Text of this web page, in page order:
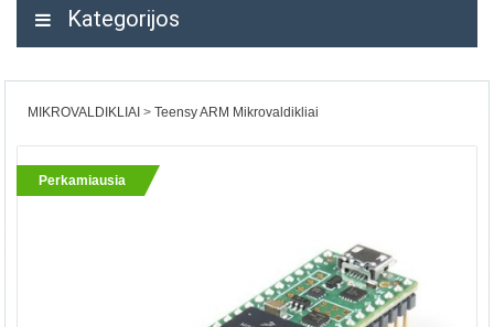
Kategorijos
MIKROVALDIKLIAI Teensy ARM Mikrovaldikliai
Perkamiausia